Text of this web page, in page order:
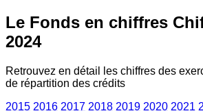
Le Fonds en chiffres
2024
Retrouvez en détail les chiffres des
de répartition des crédits
2015 2016 2017 2018 2019 2020 2021